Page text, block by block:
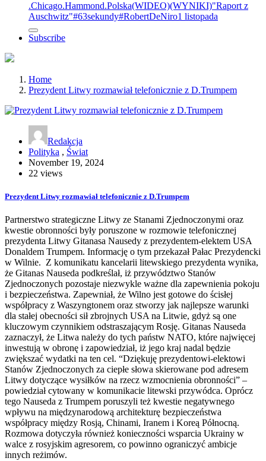
.Chicago.Hammond.Polska(WIDEO)(WYNIKI)"Raport z
Auschwitz"#63sekundy#RobertDeNiro1 listopada
Subscribe
Home
Prezydent Litwy rozmawiał telefonicznie z D.Trumpem
Redakcja
Polityka , Świat
November 19, 2024
22 views
Prezydent Litwy rozmawiał telefonicznie z D.Trumpem
Partnerstwo strategiczne Litwy ze Stanami Zjednoczonymi oraz
kwestie obronności były poruszone w rozmowie telefonicznej
prezydenta Litwy Gitanasa Nausedy z prezydentem-elektem USA
Donaldem Trumpem. Informację o tym przekazał Pałac Prezydencki
w Wilnie. Z komunikatu kancelarii litewskiego prezydenta wynika,
że Gitanas Nauseda podkreślał, iż przywództwo Stanów
Zjednoczonych pozostaje niezwykle ważne dla zapewnienia pokoju
i bezpieczeństwa. Zapewniał, że Wilno jest gotowe do ścisłej
współpracy z Waszyngtonem oraz stworzy jak najlepsze warunki
dla stałej obecności sił zbrojnych USA na Litwie, gdyż są one
kluczowym czynnikiem odstraszającym Rosję. Gitanas Nauseda
zaznaczył, że Litwa należy do tych państw NATO, które najwięcej
inwestują w obronę i zapowiedział, iż jego kraj nadal będzie
zwiększać wydatki na ten cel. “Dziękuję prezydentowi-elektowi
Stanów Zjednoczonych za ciepłe słowa skierowane pod adresem
Litwy dotyczące wysiłków na rzecz wzmocnienia obronności” –
powiedział cytowany w komunikacie litewski przywódca. Oprócz
tego Nauseda z Trumpem poruszyli też kwestie negatywnego
wpływu na międzynarodową architekturę bezpieczeństwa
współpracy między Rosją, Chinami, Iranem i Koreą Północną.
Rozmowa dotyczyła również konieczności wsparcia Ukrainy w
walce z rosyjskim agresorem, co powinno ograniczyć ambicje
innych reżimów.